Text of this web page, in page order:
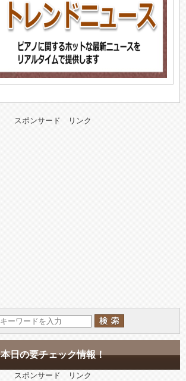
スポンサード リンク
本日の要チェック情報！
スポンサード リンク